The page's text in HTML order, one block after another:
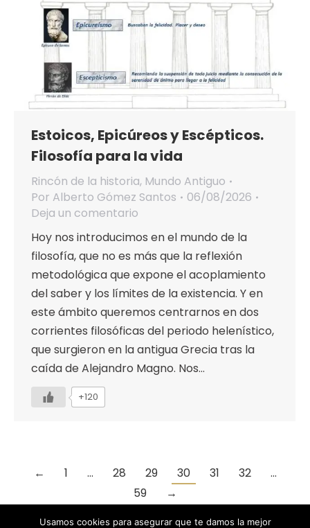
Estoicos, Epicúreos y Escépticos.
Filosofía para la vida
Rincón de la historia, Mundo Antiguo
Por Alberto Gómez Santos
06/08/2026
Deja un comentario
Hoy nos introducimos en el mundo de la
filosofía, que no es más que la reflexión
metodológica que expone el acoplamiento
del saber y los límites de la existencia. Y en
este ámbito queremos centrarnos en dos
corrientes filosóficas del periodo helenístico,
que surgieron en la antigua Grecia tras la
caída de Alejandro Magno. Nos…
+120
← 1 … 28 29 30 31 32
…
59
→
Usamos cookies para asegurar que te damos la mejor